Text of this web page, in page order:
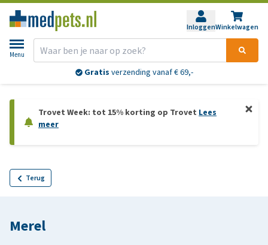
InloggenWinkelwagen
Menu
Gratis verzending vanaf € 69,-
Trovet Week: tot 15% korting op Trovet Lees
meer
Terug
Merel